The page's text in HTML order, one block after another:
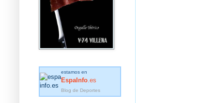
estamos en
EspaInfo .es
Blog de Deportes